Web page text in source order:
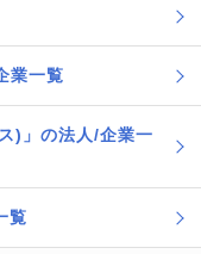
業一覧
)」の法人/企業一
覧